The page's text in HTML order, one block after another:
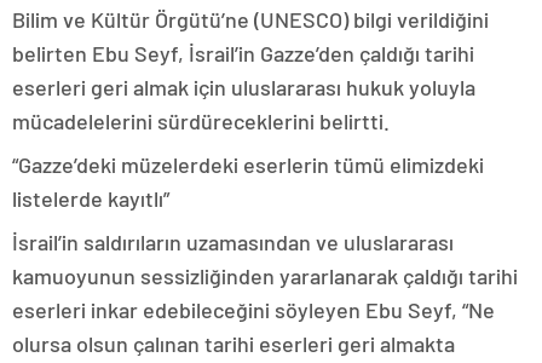
Bilim ve Kültür Örgütü’ne (UNESCO) bilgi verildiğini
belirten Ebu Seyf, İsrail’in Gazze’den çaldığı tarihi
eserleri geri almak için uluslararası hukuk yoluyla
mücadelelerini sürdüreceklerini belirtti.
“Gazze’deki müzelerdeki eserlerin tümü elimizdeki
listelerde kayıtlı”
İsrail’in saldırıların uzamasından ve uluslararası
kamuoyunun sessizliğinden yararlanarak çaldığı tarihi
eserleri inkar edebileceğini söyleyen Ebu Seyf, “Ne
olursa olsun çalınan tarihi eserleri geri almakta